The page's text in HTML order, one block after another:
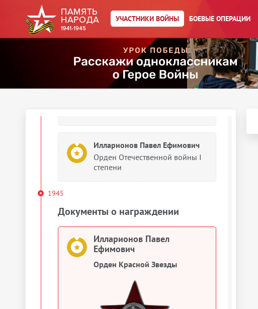
УЧАСТНИКИ ВОЙНЫ БОЕВЫЕ ОПЕРАЦИИ
Именной список части
Документы о награждении
Илларионов Павел Ефимович
Илларионов Павел Ефимович
Орден Отечественной войны I
степени
1945
Документы о награждении
Илларионов Павел
Ефимович
Орден Красной Звезды